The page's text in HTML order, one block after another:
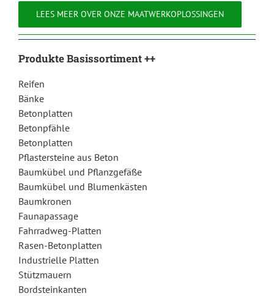
LEES MEER OVER ONZE MAATWERKOPLOSSINGEN
Produkte Basissortiment ++
Reifen
Bänke
Betonplatten
Betonpfähle
Betonplatten
Pflastersteine aus Beton
Baumkübel und Pflanzgefäße
Baumkübel und Blumenkästen
Baumkronen
Faunapassage
Fahrradweg-Platten
Rasen-Betonplatten
Industrielle Platten
Stützmauern
Bordsteinkanten